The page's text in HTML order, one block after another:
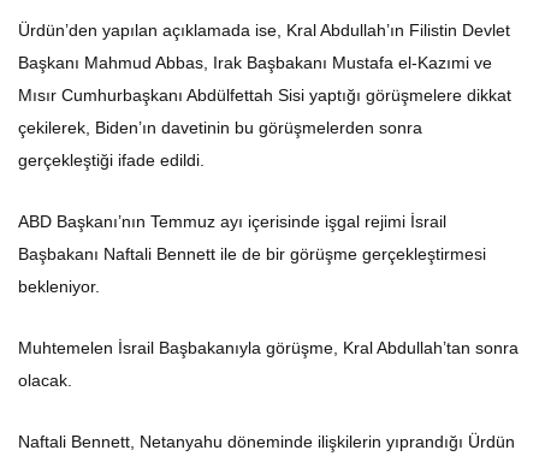
Ürdün’den yapılan açıklamada ise, Kral Abdullah’ın Filistin Devlet
Başkanı Mahmud Abbas, Irak Başbakanı Mustafa el-Kazımi ve
Mısır Cumhurbaşkanı Abdülfettah Sisi yaptığı görüşmelere dikkat
çekilerek, Biden’ın davetinin bu görüşmelerden sonra
gerçekleştiği ifade edildi.
ABD Başkanı’nın Temmuz ayı içerisinde işgal rejimi İsrail
Başbakanı Naftali Bennett ile de bir görüşme gerçekleştirmesi
bekleniyor.
Muhtemelen İsrail Başbakanıyla görüşme, Kral Abdullah’tan sonra
olacak.
Naftali Bennett, Netanyahu döneminde ilişkilerin yıprandığı Ürdün